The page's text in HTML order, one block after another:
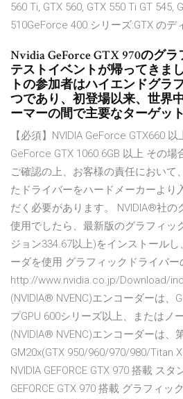
560 Ti, GTX 560, GTX 550 Ti GT 545,
510GeForce 400 シリーズ:GTX のデ
Nvidia GeForce GTX 970のグ
テストイベントが帰ってきま
トの参加者はハイエンドグラ
つであり、初登場以来、世界
ーマーの間で主要なターゲッ
【必須】NVIDIA GeForce GTX660
GeForce GTX 1060 6GB 以上 その
ご確認の上、お客様の責任において
たドライバーをハードメーカーより
だく必要があります。 NVIDIA®社の
使用でしたら、最新版のグラフィッ
ジョン334.67以上)をインストールし
ーダを使用 グラフィックドライバー
http://www.nvidia.co.jp/Download/
(NVIDIA® NVENC)エンコーダーは、
プGPU 600シリーズ以上、またはノ
(NVIDIA® NVENC)エンコーダーは、
GM20x(GTX 950/960/970/980/Titan
NVIDIA GEFORCE GTX 970 搭載 ス
GEFORCE GTX 970 搭載 グラフィッ